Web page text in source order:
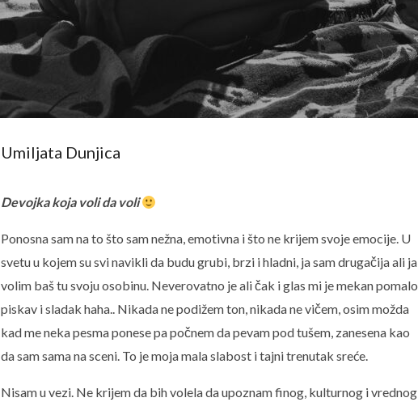
Umiljata Dunjica
Devojka koja voli da voli
Ponosna sam na to što sam nežna, emotivna i što ne krijem svoje emocije. U
svetu u kojem su svi navikli da budu grubi, brzi i hladni, ja sam drugačija ali ja
volim baš tu svoju osobinu. Neverovatno je ali čak i glas mi je mekan pomalo
piskav i sladak haha.. Nikada ne podižem ton, nikada ne vičem, osim možda
kad me neka pesma ponese pa počnem da pevam pod tušem, zanesena kao
da sam sama na sceni. To je moja mala slabost i tajni trenutak sreće.
Nisam u vezi. Ne krijem da bih volela da upoznam finog, kulturnog i vrednog